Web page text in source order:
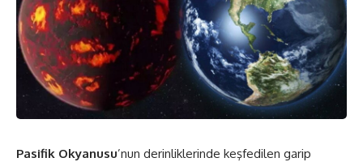
Pasifik Okyanusu’nun derinliklerinde keşfedilen garip